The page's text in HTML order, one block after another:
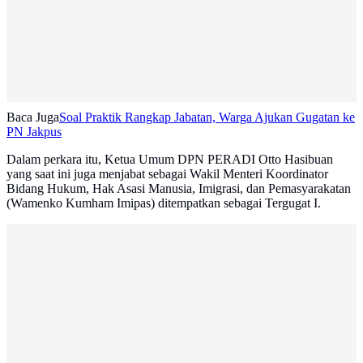
Baca JugaSoal Praktik Rangkap Jabatan, Warga Ajukan Gugatan ke
PN Jakpus
Dalam perkara itu, Ketua Umum DPN PERADI Otto Hasibuan
yang saat ini juga menjabat sebagai Wakil Menteri Koordinator
Bidang Hukum, Hak Asasi Manusia, Imigrasi, dan Pemasyarakatan
(Wamenko Kumham Imipas) ditempatkan sebagai Tergugat I.